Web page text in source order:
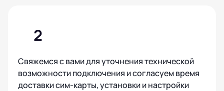
2
Свяжемся с вами для уточнения технической
возможности подключения и согласуем время
доставки сим-карты, установки и настройки